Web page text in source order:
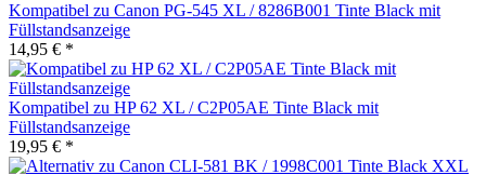
Kompatibel zu Canon PG-545 XL / 8286B001 Tinte Black mit
Füllstandsanzeige
14,95 € *
Kompatibel zu HP 62 XL / C2P05AE Tinte Black mit
Füllstandsanzeige
19,95 € *